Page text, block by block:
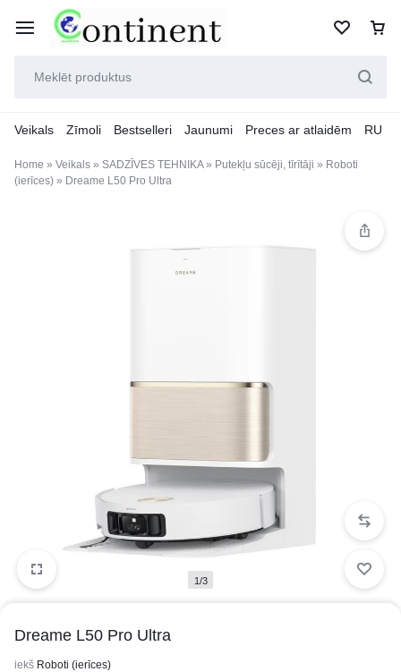
Veikals Zīmoli Bestselleri Jaunumi Preces ar atlaidēm RU
Home » Veikals » SADZĪVES TEHNIKA» Putekļu sūcēji, tīrītāji » Roboti
(ierīces) » Dreame L50 Pro Ultra
1/3
Dreame L50 Pro Ultra
iekš Roboti (ierīces)